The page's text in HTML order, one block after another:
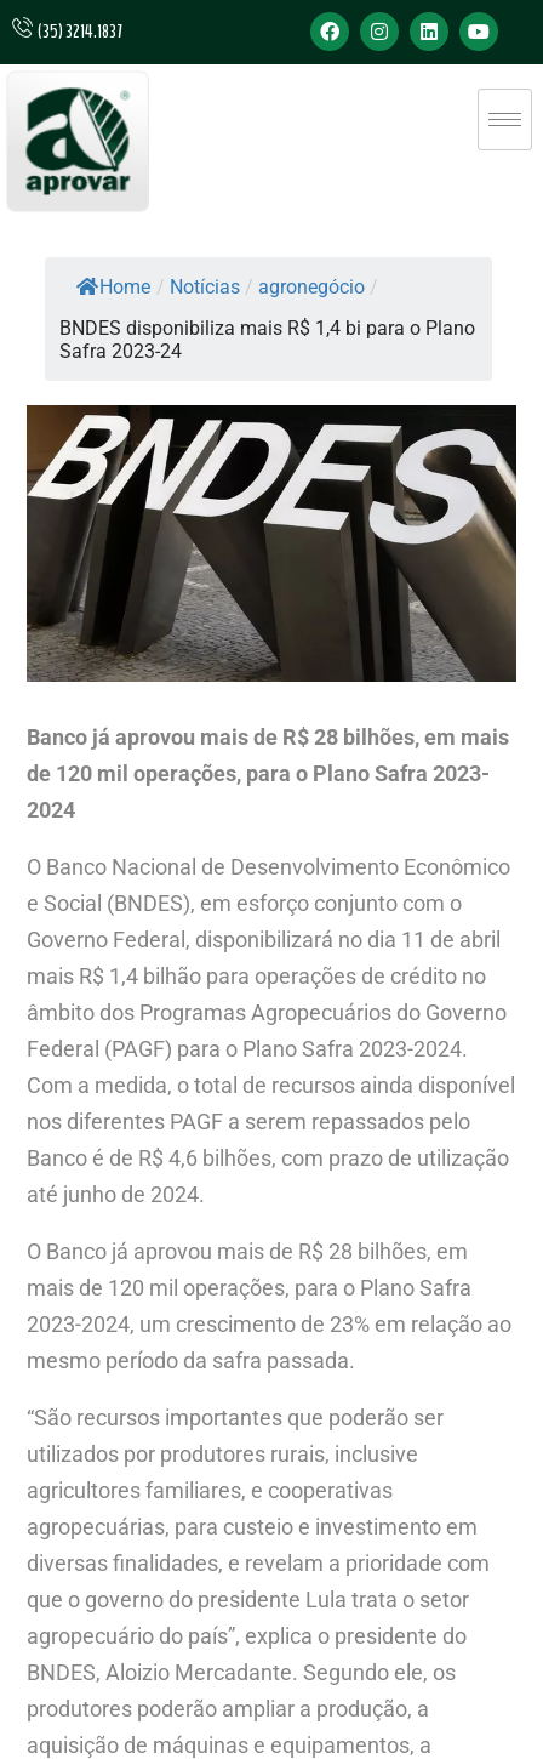
(35) 3214.1837
Home / Notícias / agronegócio /
BNDES disponibiliza mais R$ 1,4 bi para o Plano
Safra 2023-24
Banco já aprovou mais de R$ 28 bilhões, em mais
de 120 mil operações, para o Plano Safra 2023-
2024
O Banco Nacional de Desenvolvimento Econômico
e Social (BNDES), em esforço conjunto com o
Governo Federal, disponibilizará no dia 11 de abril
mais R$ 1,4 bilhão para operações de crédito no
âmbito dos Programas Agropecuários do Governo
Federal (PAGF) para o Plano Safra 2023-2024.
Com a medida, o total de recursos ainda disponível
nos diferentes PAGF a serem repassados pelo
Banco é de R$ 4,6 bilhões, com prazo de utilização
até junho de 2024.
O Banco já aprovou mais de R$ 28 bilhões, em
mais de 120 mil operações, para o Plano Safra
2023-2024, um crescimento de 23% em relação ao
mesmo período da safra passada.
“São recursos importantes que poderão ser
utilizados por produtores rurais, inclusive
agricultores familiares, e cooperativas
agropecuárias, para custeio e investimento em
diversas finalidades, e revelam a prioridade com
que o governo do presidente Lula trata o setor
agropecuário do país”, explica o presidente do
BNDES, Aloizio Mercadante. Segundo ele, os
produtores poderão ampliar a produção, a
aquisição de máquinas e equipamentos, a